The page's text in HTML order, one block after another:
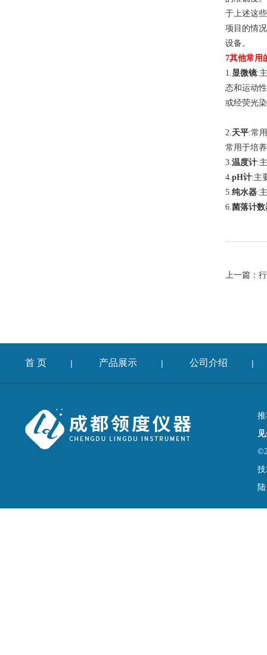
于上述这
项目的情
设备。
7其他常用
1.显微镜:
态和运动
或经荧光
2.天平:常
常用于培
3.温度计:
4.pH计:主
5.纯水器:
6.菌落计数
上一篇：
首 页 | 产品展示 | 公司介绍 |
陆